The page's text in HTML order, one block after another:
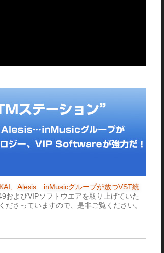
、Alesis…inMusicグループが放つVST統
およびVIPソフトウエアを取り上げていた
さっていますので、是非ご覧ください。